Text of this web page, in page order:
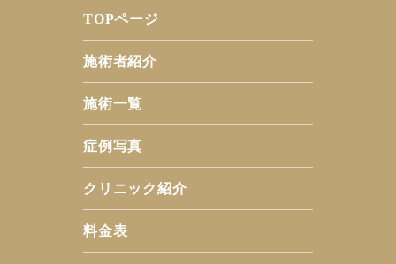
TOPページ
施術者紹介
施術一覧
症例写真
クリニック紹介
料金表